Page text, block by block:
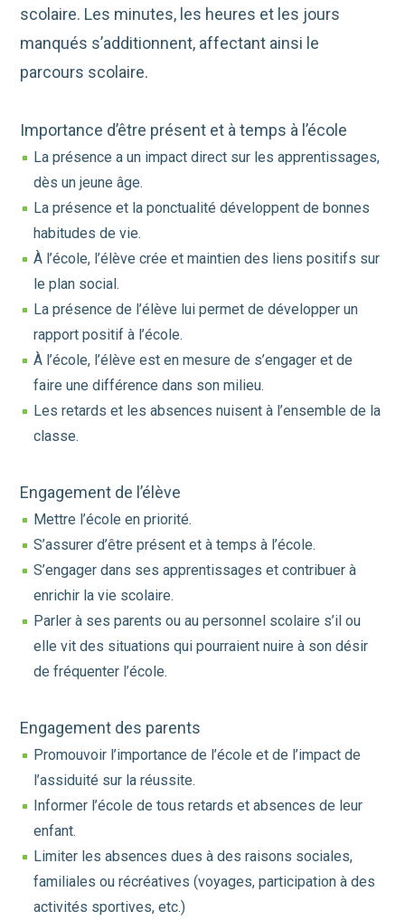
scolaire. Les minutes, les heures et les jours
manqués s’additionnent, affectant ainsi le
parcours scolaire.
Importance d’être présent et à temps à l’école
La présence a un impact direct sur les apprentissages,
dès un jeune âge.
La présence et la ponctualité développent de bonnes
habitudes de vie.
À l’école, l’élève crée et maintien des liens positifs sur
le plan social.
La présence de l’élève lui permet de développer un
rapport positif à l’école.
À l’école, l’élève est en mesure de s’engager et de
faire une différence dans son milieu.
Les retards et les absences nuisent à l’ensemble de la
classe.
Engagement de l’élève
Mettre l’école en priorité.
S’assurer d’être présent et à temps à l’école.
S’engager dans ses apprentissages et contribuer à
enrichir la vie scolaire.
Parler à ses parents ou au personnel scolaire s’il ou
elle vit des situations qui pourraient nuire à son désir
de fréquenter l’école.
Engagement des parents
Promouvoir l’importance de l’école et de l’impact de
l’assiduité sur la réussite.
Informer l’école de tous retards et absences de leur
enfant.
Limiter les absences dues à des raisons sociales,
familiales ou récréatives (voyages, participation à des
activités sportives, etc.)